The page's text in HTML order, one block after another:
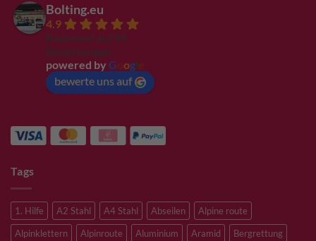
Bolting.eu
4.9
Basierend auf 94
Bewertungen
powered by G ogl
bewerte uns auf
Tags
1. Hilfe A2 Stahl A4 Stahl Abseilen
Alpine route
Alpinklettern
Alpinroute Aluminium Aramid
Bergrettung